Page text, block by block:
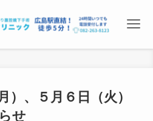
）、５月６日（火）
せ